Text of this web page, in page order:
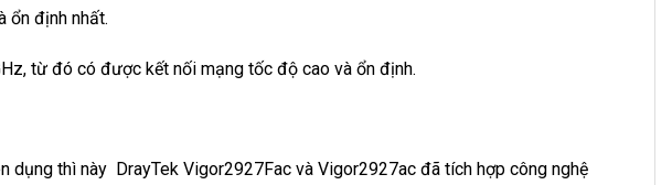
ổn định nhất.
từ đó có được kết nối mạng tốc độ cao và ổn định.
dụng thì này DrayTek Vigor2927Fac và Vigor2927ac đã tích hợp công nghệ